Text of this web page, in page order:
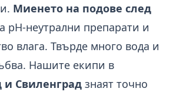
Миенето на подове след
pH-неутрални препарати и
влага. Твърде много вода и
Нашите екипи в
Свиленград знаят точно